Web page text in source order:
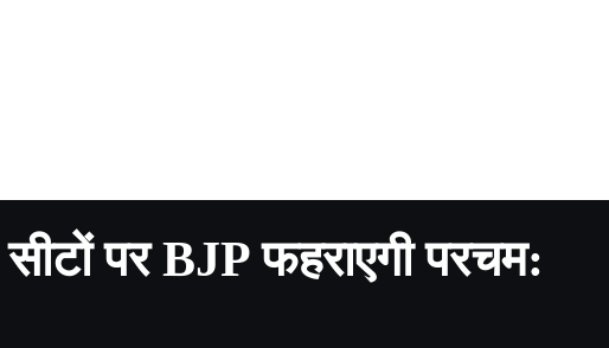
पर BJP फहराएगी परचम: